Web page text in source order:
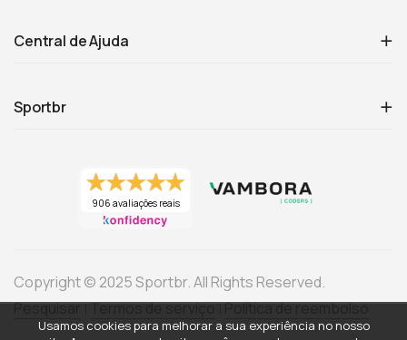
Central de Ajuda
Sportbr
906 avaliações reais
Copyright © 2025 Sportbr. All Rights Reserved.
Pesquisar Termos de serviço Política de reembolso
Usamos cookies para melhorar a sua experiência no nosso